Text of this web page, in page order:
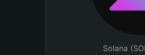
Solana